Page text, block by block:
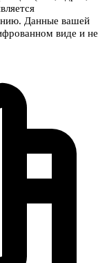
Данные вашей
виде и не